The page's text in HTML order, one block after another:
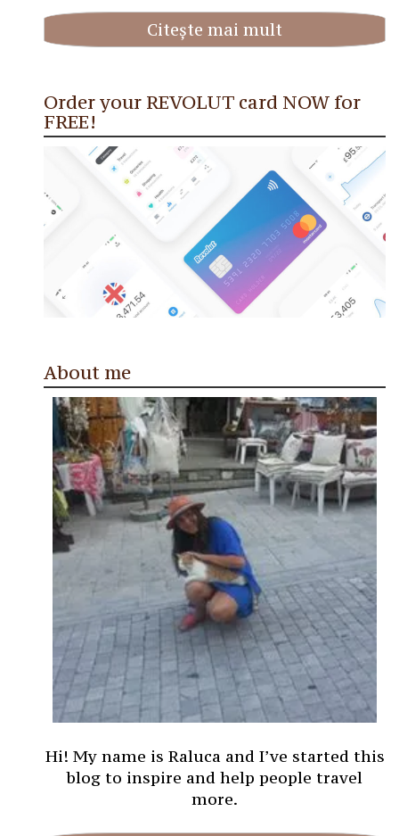
Citește mai mult
Order your REVOLUT card NOW for
FREE!
About me
Hi! My name is Raluca and I’ve started this
blog to inspire and help people travel
more.